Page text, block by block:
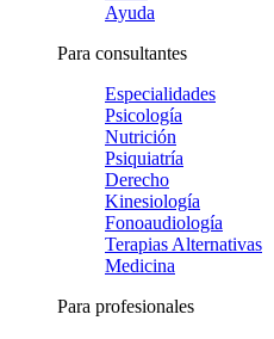
Ayuda
Para consultantes
Especialidades
Psicología
Nutrición
Psiquiatría
Derecho
Kinesiología
Fonoaudiología
Terapias Alternativas
Medicina
Para profesionales